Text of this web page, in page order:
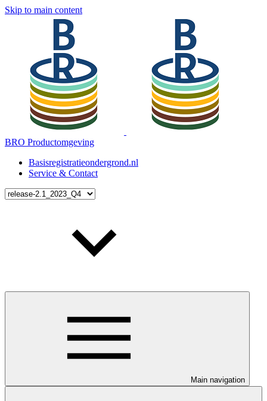
Skip to main content
BRO Productomgeving
Basisregistratieondergrond.nl
Service & Contact
Main navigation